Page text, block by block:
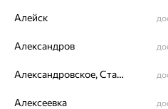
4 платежа по 14 328₽
Нужна помощь
Алейск
Александров
Александровское, Ставропольский край
Алексеевка